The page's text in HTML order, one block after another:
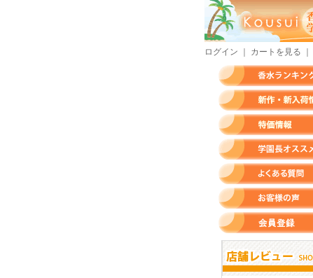
ログイン カートを見る